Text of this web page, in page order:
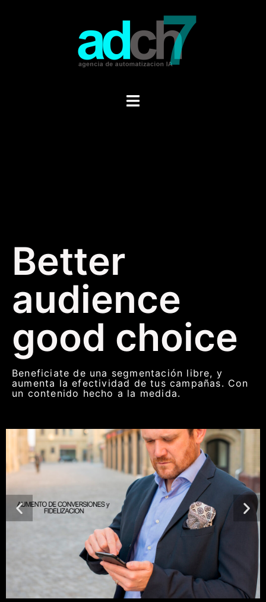
Better
audience
good choice
Beneficiate de una segmentación libre, y
aumenta la efectividad de tus campañas. Con
un contenido hecho a la medida.